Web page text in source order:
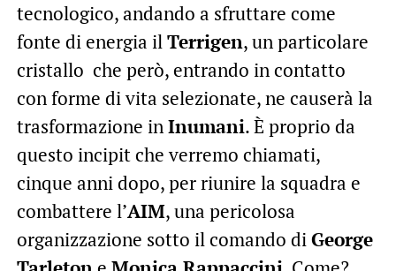
tecnologico, andando a sfruttare come
fonte di energia ilTerrigen, un particolare
cristallo che però, entrando in contatto
con forme di vita selezionate, ne causerà la
trasformazione inInumani. È proprio da
questo incipit che verremo chiamati,
cinque anni dopo, per riunire la squadra e
combattere l’AIM, una pericolosa
organizzazione sotto il comando diGeorge